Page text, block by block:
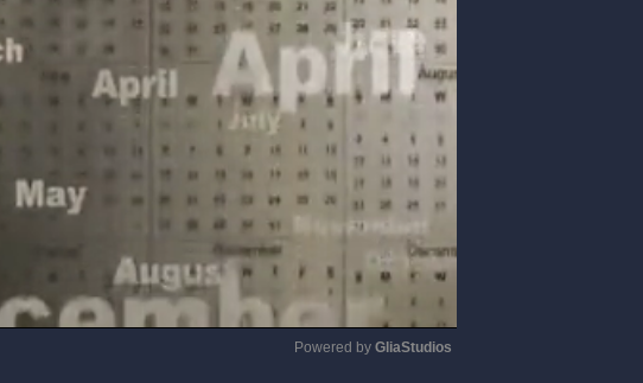
Powered by GliaStudios